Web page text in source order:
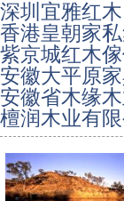
深圳宜雅红木
香港皇朝家
紫京城红木
安徽大平原
安徽省木缘
檀润木业有限